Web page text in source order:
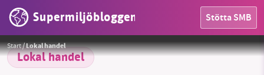
Supermiljöbloggen Stötta SMB
OMRÅDEN
Start/Lokal handel
Lokal handel
Jens P. Raak från Pixabay